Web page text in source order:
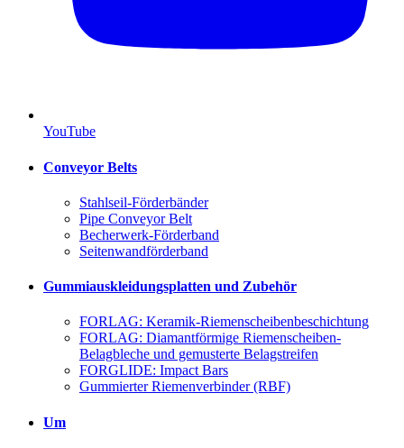
YouTube
Conveyor Belts
Stahlseil-Förderbänder
Pipe Conveyor Belt
Becherwerk-Förderband
Seitenwandförderband
Gummiauskleidungsplatten und Zubehör
FORLAG: Keramik-Riemenscheibenbeschichtung
FORLAG: Diamantförmige Riemenscheiben-
Belagbleche und gemusterte Belagstreifen
FORGLIDE: Impact Bars
Gummierter Riemenverbinder (RBF)
Um